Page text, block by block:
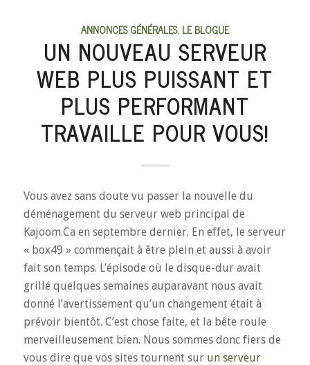
ANNONCES GÉNÉRALES, LE BLOGUE
UN NOUVEAU SERVEUR
WEB PLUS PUISSANT ET
PLUS PERFORMANT
TRAVAILLE POUR VOUS!
Vous avez sans doute vu passer la nouvelle du
déménagement du serveur web principal de
Kajoom.Ca en septembre dernier. En effet, le serveur
« box49 » commençait à être plein et aussi à avoir
fait son temps. L’épisode où le disque-dur avait
grillé quelques semaines auparavant nous avait
donné l’avertissement qu’un changement était à
prévoir bientôt. C’est chose faite, et la bête roule
merveilleusement bien. Nous sommes donc fiers de
vous dire que vos sites tournent sur un serveur